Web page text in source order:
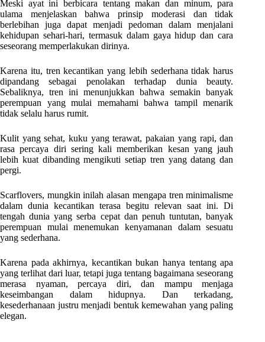
Meski ayat ini berbicara tentang makan dan minum, para
ulama menjelaskan bahwa prinsip moderasi dan tidak
berlebihan juga dapat menjadi pedoman dalam menjalani
kehidupan sehari-hari, termasuk dalam gaya hidup dan cara
seseorang memperlakukan dirinya.
Karena itu, tren kecantikan yang lebih sederhana tidak harus
dipandang sebagai penolakan terhadap dunia beauty.
Sebaliknya, tren ini menunjukkan bahwa semakin banyak
perempuan yang mulai memahami bahwa tampil menarik
tidak selalu harus rumit.
Kulit yang sehat, kuku yang terawat, pakaian yang rapi, dan
rasa percaya diri sering kali memberikan kesan yang jauh
lebih kuat dibanding mengikuti setiap tren yang datang dan
pergi.
Scarflovers, mungkin inilah alasan mengapa tren minimalisme
dalam dunia kecantikan terasa begitu relevan saat ini. Di
tengah dunia yang serba cepat dan penuh tuntutan, banyak
perempuan mulai menemukan kenyamanan dalam sesuatu
yang sederhana.
Karena pada akhirnya, kecantikan bukan hanya tentang apa
yang terlihat dari luar, tetapi juga tentang bagaimana seseorang
merasa nyaman, percaya diri, dan mampu menjaga
keseimbangan dalam hidupnya. Dan terkadang,
kesederhanaan justru menjadi bentuk kemewahan yang paling
elegan.